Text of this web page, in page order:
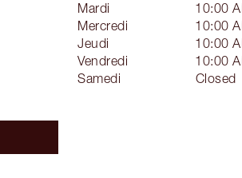
Mardi
10:00
Mercredi
10:00
Jeudi
10:00
Vendredi
10:00
Samedi
Closed